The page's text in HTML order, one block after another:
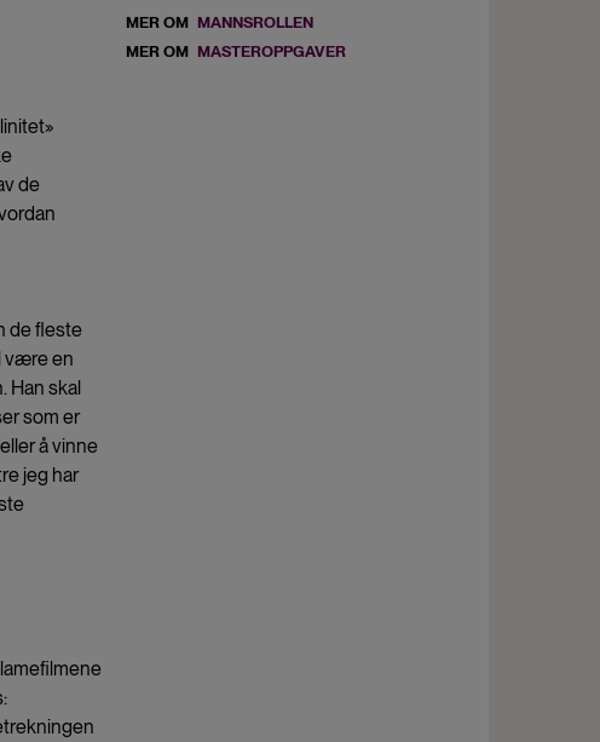
MER OM MANNSROLLEN
MER OM MASTEROPPGAVER
de
de fleste
være en
Han skal
som er
å vinne
jeg har